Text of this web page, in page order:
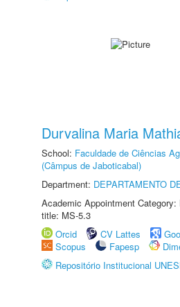
Durvalina Maria
School: Faculdade de Ciências
(Câmpus de Jaboticabal)
Department: DEPARTAMENTO
Academic Appointment
title: MS-5.3
Orcid
CV Lattes
Scopus
Fapesp
Repositório Institucional